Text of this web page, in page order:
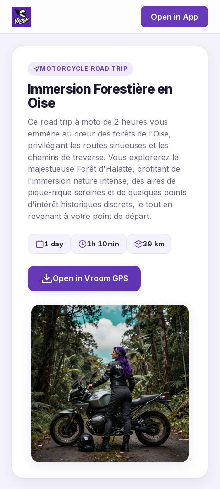
Open in App
MOTORCYCLE ROAD TRIP
Immersion Forestière en
Oise
Ce road trip à moto de 2 heures vous
emmène au cœur des forêts de l'Oise,
privilégiant les routes sinueuses et les
chemins de traverse. Vous explorerez la
majestueuse Forêt d'Halatte, profitant de
l'immersion nature intense, des aires de
pique-nique sereines et de quelques points
d'intérêt historiques discrets, le tout en
revenant à votre point de départ.
1 day 1h 10min 39 km
Open in Vroom GPS
MapLibre|OpenFreeMap © OpenMapTilesData fromOpenStreetMap